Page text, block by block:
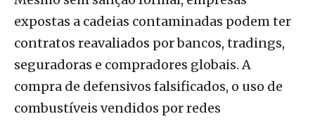
expostas a cadeias contaminadas podem ter
contratos reavaliados por bancos, tradings,
seguradoras e compradores globais. A
compra de defensivos falsificados, o uso de
combustíveis vendidos por redes